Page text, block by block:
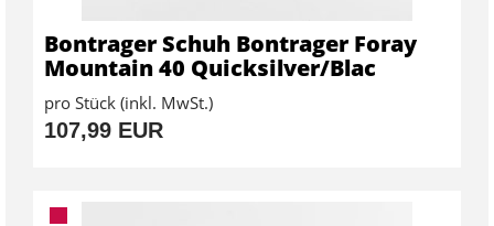
Bontrager Schuh Bontrager Foray
Mountain 40 Quicksilver/Blac
pro Stück (inkl. MwSt.)
107,99 EUR